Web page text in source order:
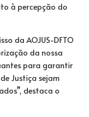
à percepção do
da AOJUS-DFTO
da nossa
para garantir
Justiça sejam
destaca o